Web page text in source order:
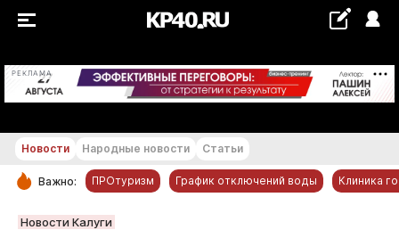
РЕКЛАМА +19...+20 °С
РУБРИКИ
Новости Народные новости Статьи
Важно: ПРОтуризм График отключений воды Клиника
Новости Калуги